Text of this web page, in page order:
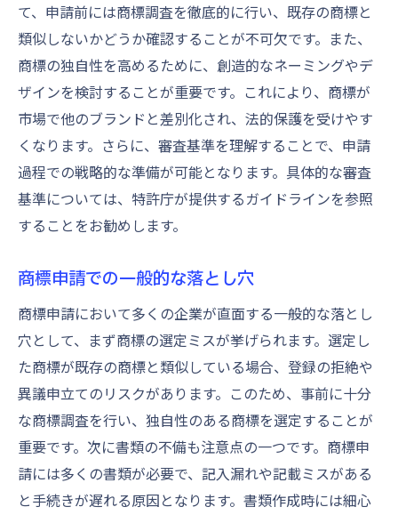
て、申請前には商標調査を徹底的に行い、既存の商標と
類似しないかどうか確認することが不可欠です。また、
商標の独自性を高めるために、創造的なネーミングやデ
ザインを検討することが重要です。これにより、商標が
市場で他のブランドと差別化され、法的保護を受けやす
くなります。さらに、審査基準を理解することで、申請
過程での戦略的な準備が可能となります。具体的な審査
基準については、特許庁が提供するガイドラインを参照
することをお勧めします。
商標申請での一般的な落とし穴
商標申請において多くの企業が直面する一般的な落とし
穴として、まず商標の選定ミスが挙げられます。選定し
た商標が既存の商標と類似している場合、登録の拒絶や
異議申立てのリスクがあります。このため、事前に十分
な商標調査を行い、独自性のある商標を選定することが
重要です。次に書類の不備も注意点の一つです。商標申
請には多くの書類が必要で、記入漏れや記載ミスがある
と手続きが遅れる原因となります。書類作成時には細心